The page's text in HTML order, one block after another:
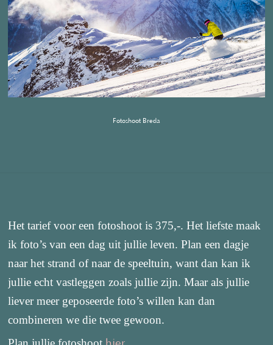
Fotoshoot Breda
Het tarief voor een fotoshoot is 375,-. Het liefste maak
ik foto’s van een dag uit jullie leven. Plan een dagje
naar het strand of naar de speeltuin, want dan kan ik
jullie echt vastleggen zoals jullie zijn. Maar als jullie
liever meer geposeerde foto’s willen kan dan
combineren we die twee gewoon.